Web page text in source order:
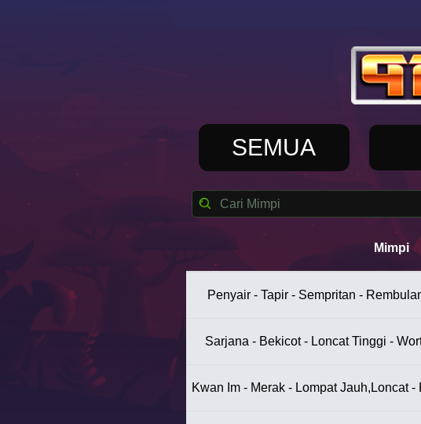
SEMUA
Mimpi
Penyair - Tapir - Sempritan -
Sarjana - Bekicot - Loncat Tinggi -
Kwan Im - Merak - Lompat Jauh,Loncat